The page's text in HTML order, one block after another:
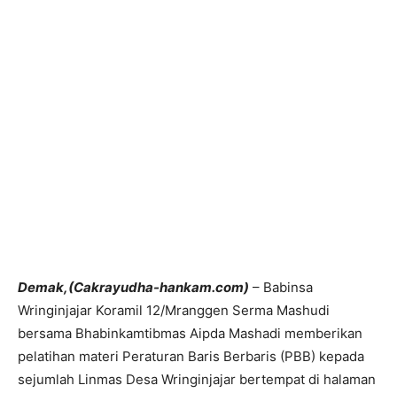
Demak,(Cakrayudha-hankam.com) – Babinsa
Wringinjajar Koramil 12/Mranggen Serma Mashudi
bersama Bhabinkamtibmas Aipda Mashadi memberikan
pelatihan materi Peraturan Baris Berbaris (PBB) kepada
sejumlah Linmas Desa Wringinjajar bertempat di halaman